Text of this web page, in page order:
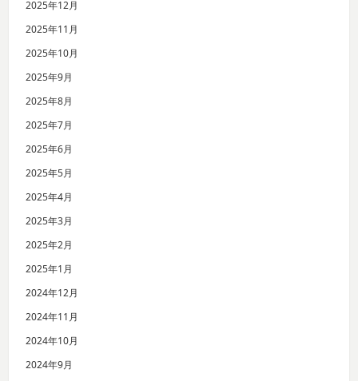
2025年12月
2025年11月
2025年10月
2025年9月
2025年8月
2025年7月
2025年6月
2025年5月
2025年4月
2025年3月
2025年2月
2025年1月
2024年12月
2024年11月
2024年10月
2024年9月